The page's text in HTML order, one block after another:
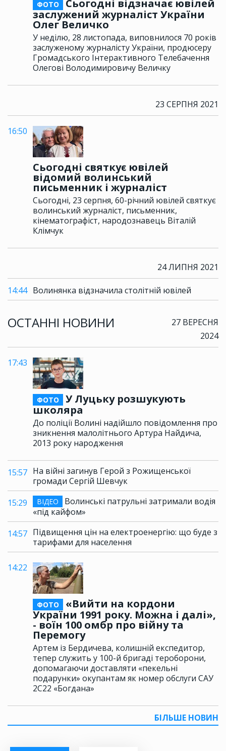
ОСТАННІ НОВИНИ
27 ВЕРЕСНЯ
2024
17:43
ФОТО
У Луцьку розшукують
школяра
До поліції Волині надійшло повідомлення про
зникнення малолітнього Артура Найдича,
2013 року народження
15:57 На війні загинув Герой з Рожищенської
громади Сергій Шевчук
15:29
ВІДЕО
Волинські патрульні затримали водія
«під кайфом»
14:57 Підвищення цін на електроенергію: що буде з
тарифами для населення
14:22
ФОТО
«Вийти на кордони
України 1991 року. Можна і далі»,
- воїн 100 омбр про війну та
Перемогу
Артем із Бердичева, колишній експедитор,
тепер служить у 100-й бригаді тероборони,
допомагаючи доставляти «пекельні
подарунки» окупантам як номер обслуги САУ
2С22 «Богдана»
БІЛЬШЕ НОВИН
ФОТО
Сьогодні відзначає ювілей
заслужений журналіст України
Олег Величко
У неділю, 28 листопада, виповнилося 70 років
заслуженому журналісту України, продюсеру
Громадського Інтерактивного Телебачення
Олегові Володимировичу Величку
23 СЕРПНЯ 2021
16:50
Сьогодні святкує ювілей
відомий волинський
письменник і журналіст
Сьогодні, 23 серпня, 60-річний ювілей святкує
волинський журналіст, письменник,
кінематографіст, народознавець Віталій
Клімчук
24 ЛИПНЯ 2021
14:44 Волинянка відзначила столітній ювілей